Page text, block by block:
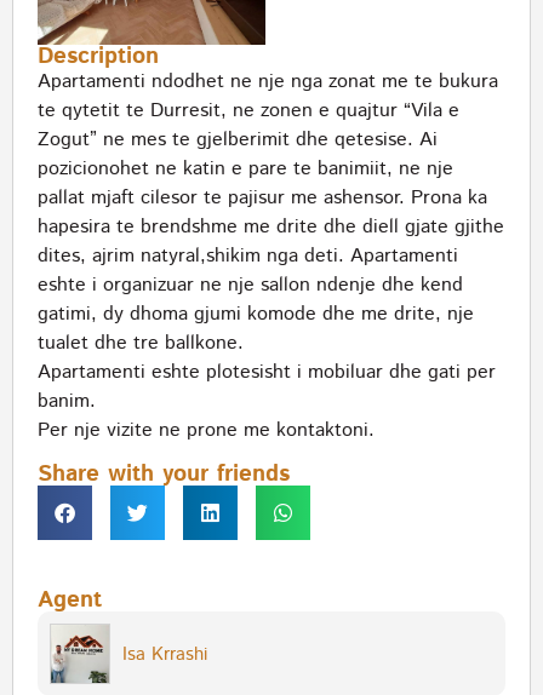
Description
Apartamenti ndodhet ne nje nga zonat me te bukura
te qytetit te Durresit, ne zonen e quajtur “Vila e
Zogut” ne mes te gjelberimit dhe qetesise. Ai
pozicionohet ne katin e pare te banimiit, ne nje
pallat mjaft cilesor te pajisur me ashensor. Prona ka
hapesira te brendshme me drite dhe diell gjate gjithe
dites, ajrim natyral,shikim nga deti. Apartamenti
eshte i organizuar ne nje sallon ndenje dhe kend
gatimi, dy dhoma gjumi komode dhe me drite, nje
tualet dhe tre ballkone.
Apartamenti eshte plotesisht i mobiluar dhe gati per
banim.
Per nje vizite ne prone me kontaktoni.
Share with your friends
Agent
Isa Krrashi